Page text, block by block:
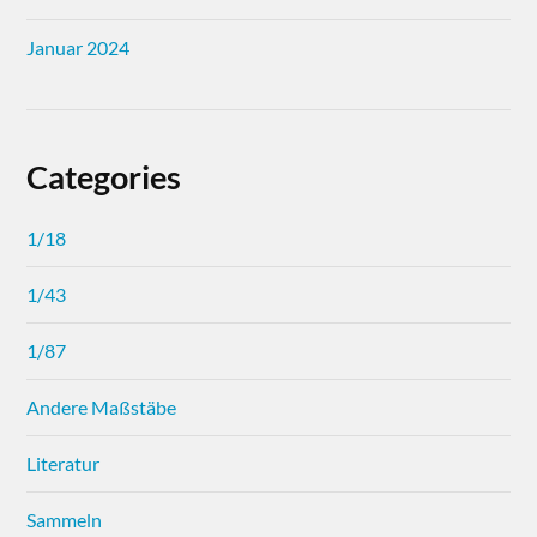
Januar 2024
Categories
1/18
1/43
1/87
Andere Maßstäbe
Literatur
Sammeln